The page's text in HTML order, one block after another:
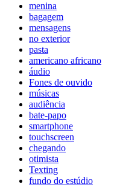
menina
bagagem
mensagens
no exterior
pasta
americano africano
áudio
Fones de ouvido
músicas
audiência
bate-papo
smartphone
touchscreen
chegando
otimista
Texting
fundo do estúdio